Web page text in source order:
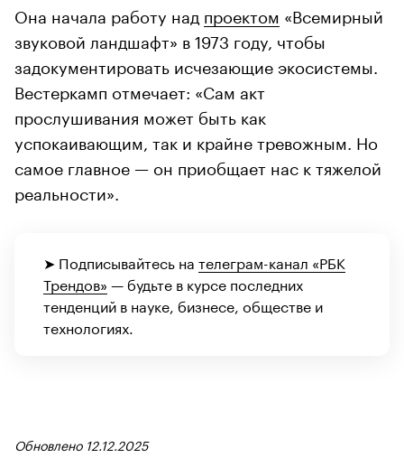
Она начала работу над проектом «Всемирный
звуковой ландшафт» в 1973 году, чтобы
задокументировать исчезающие экосистемы.
Вестеркамп отмечает: «Сам акт
прослушивания может быть как
успокаивающим, так и крайне тревожным. Но
самое главное — он приобщает нас к тяжелой
реальности».
➤ Подписывайтесь на телеграм-канал «РБК
Трендов» — будьте в курсе последних
тенденций в науке, бизнесе, обществе и
технологиях.
Обновлено 12.12.2025